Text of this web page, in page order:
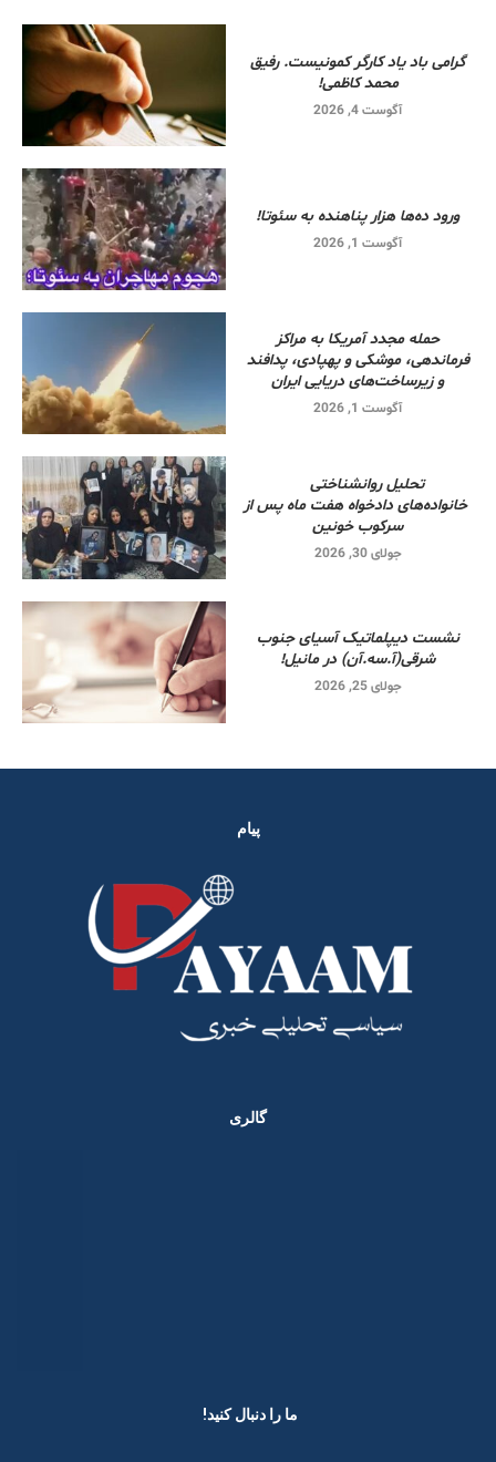
گرامی باد یاد کارگر کمونیست. رفیق
محمد کاظمی!
آگوست 4, 2026
ورود ده‌ها هزار پناهنده به سئوتا!
آگوست 1, 2026
حمله مجدد آمریکا به مراکز
فرماندهی، موشکی و پهپادی، پدافند
و زیرساخت‌های دریایی ایران
آگوست 1, 2026
تحلیل روانشناختی
خانواده‌های دادخواه هفت ماه پس از
سرکوب خونین
جولای 30, 2026
نشست دیپلماتیک آسیای جنوب
شرقی‌(آ.سه.آن) در مانیل!
جولای 25, 2026
پیام
گالری
ما را دنبال کنید! ​